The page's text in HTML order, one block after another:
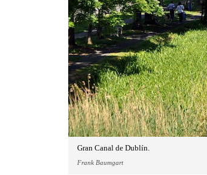
Gran Canal de Dublín.
Frank Baumgart